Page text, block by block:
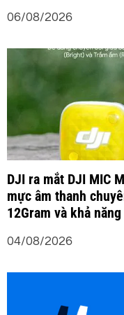
06/08/2026
DJI ra mắt DJI MIC
mực âm thanh
12Gram và khả
04/08/2026